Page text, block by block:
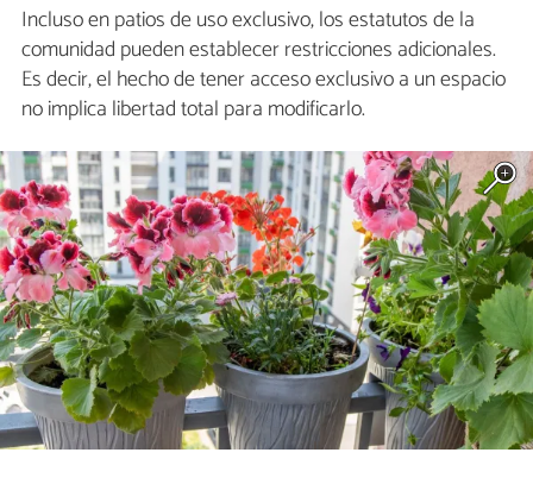
Incluso en patios de uso exclusivo, los estatutos de la
comunidad pueden establecer restricciones adicionales.
Es decir, el hecho de tener acceso exclusivo a un espacio
no implica libertad total para modificarlo.